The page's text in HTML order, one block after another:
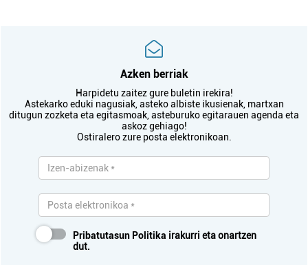
Azken berriak
Harpidetu zaitez gure buletin irekira!
Astekarko eduki nagusiak, asteko albiste ikusienak, martxan
ditugun zozketa eta egitasmoak, asteburuko egitarauen agenda eta
askoz gehiago!
Ostiralero zure posta elektronikoan.
Pribatutasun Politika irakurri eta onartzen
dut.